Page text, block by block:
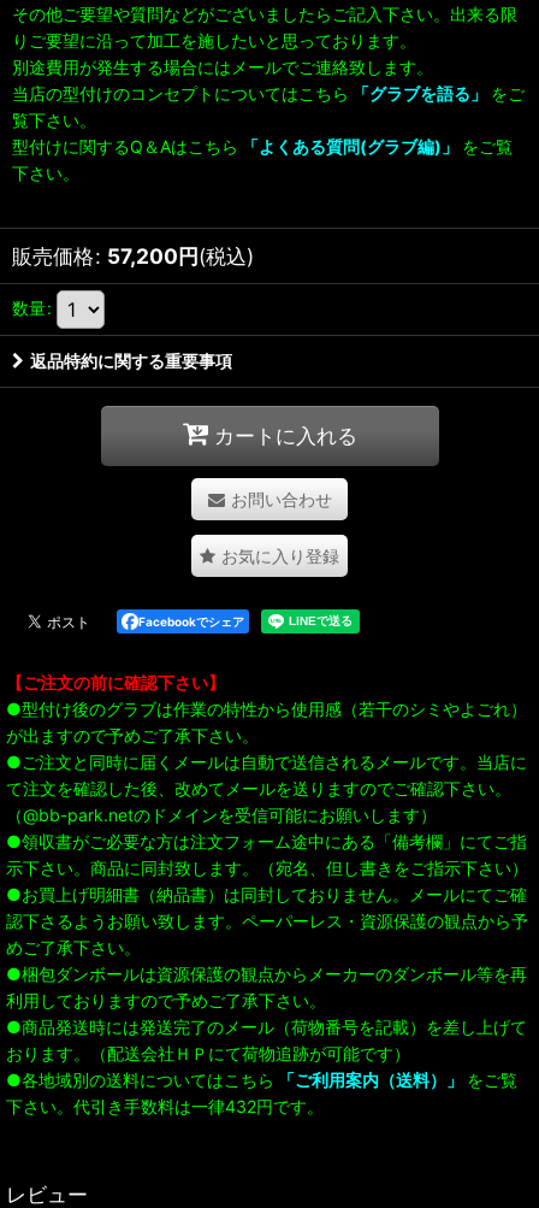
その他ご要望や質問などがございましたらご記入下さい。出来る限
りご要望に沿って加工を施したいと思っております。
別途費用が発生する場合にはメールでご連絡致します。
当店の型付けのコンセプトについてはこちら
「グラブを語る」 をご
覧下さい。
型付けに関するQ＆Aはこちら
「よくある質問(グラブ編)」 をご覧
下さい。
販売価格: 57,200円(税込)
数量:
返品特約に関する重要事項
カートに入れる
お問い合わせ
お気に入り登録
Facebookでシェア
【ご注文の前に確認下さい】
●型付け後のグラブは作業の特性から使用感（若干のシミやよごれ）
が出ますので予めご了承下さい。
●ご注文と同時に届くメールは自動で送信されるメールです。当店に
て注文を確認した後、改めてメールを送りますのでご確認下さい。
（@bb-park.netのドメインを受信可能にお願いします）
●領収書がご必要な方は注文フォーム途中にある「備考欄」にてご指
示下さい。商品に同封致します。（宛名、但し書きをご指示下さい）
●お買上げ明細書（納品書）は同封しておりません。メールにてご確
認下さるようお願い致します。ペーパーレス・資源保護の観点から予
めご了承下さい。
●梱包ダンボールは資源保護の観点からメーカーのダンボール等を再
利用しておりますので予めご了承下さい。
●商品発送時には発送完了のメール（荷物番号を記載）を差し上げて
おります。（配送会社ＨＰにて荷物追跡が可能です）
●各地域別の送料についてはこちら
「ご利用案内（送料）」 をご覧
下さい。代引き手数料は一律432円です。
レビュー